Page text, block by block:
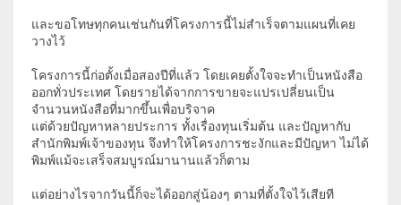
และขอโทษทุกคนเช่นกันที่โครงการนี้ไม่สำเร็จตามแผนที่เคย
วางไว้
โครงการนี้ก่อตั้งเมื่อสองปีที่แล้ว โดยเคยตั้งใจจะทำเป็นหนังสือ
ออกทั่วประเทศ โดยรายได้จากการขายจะแปรเปลี่ยนเป็น
จำนวนหนังสือที่มากขึ้นเพื่อบริจาค
แต่ด้วยปัญหาหลายประการ ทั้งเรื่องทุนเริ่มต้น และปัญหากับ
สำนักพิมพ์เจ้าของทุน จึงทำให้โครงการชะงักและมีปัญหา ไม่ได้
พิมพ์แม้จะเสร็จสมบูรณ์มานานแล้วก็ตาม
แต่อย่างไรจากวันนี้ก็จะได้ออกสู่น้องๆ ตามที่ตั้งใจไว้เสียที